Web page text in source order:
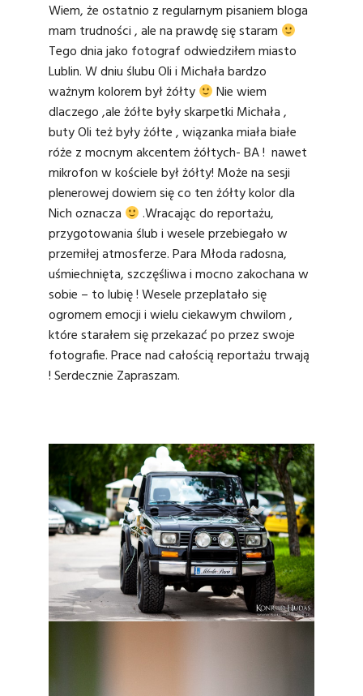
Wiem, że ostatnio z regularnym pisaniem bloga
mam trudności , ale na prawdę się staram
Tego dnia jako fotografodwiedziłem miasto
Lublin. W dniu ślubu Oli i Michała bardzo
ważnym kolorem był żółty
Nie wiem
dlaczego ,ale żółte były skarpetki Michała ,
buty Oli też były żółte , wiązanka miała białe
róże z mocnym akcentem żółtych- BA ! nawet
mikrofon w kościele był żółty! Może na sesji
plenerowej dowiem się co ten żółty kolor dla
Nich oznacza
.Wracając do reportażu,
przygotowania ślub i wesele przebiegało w
przemiłej atmosferze. Para Młoda radosna,
uśmiechnięta, szczęśliwa i mocno zakochana w
sobie – to lubię ! Wesele przeplatało się
ogromem emocji i wielu ciekawym chwilom ,
które starałem się przekazać po przez swoje
fotografie. Prace nad całością reportażu trwają
! Serdecznie Zapraszam.